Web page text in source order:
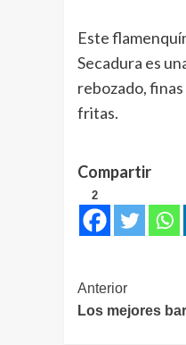
Este
Secadura es
rebozado,
fritas.
Compartir
2
de
Anterior
Los mejores